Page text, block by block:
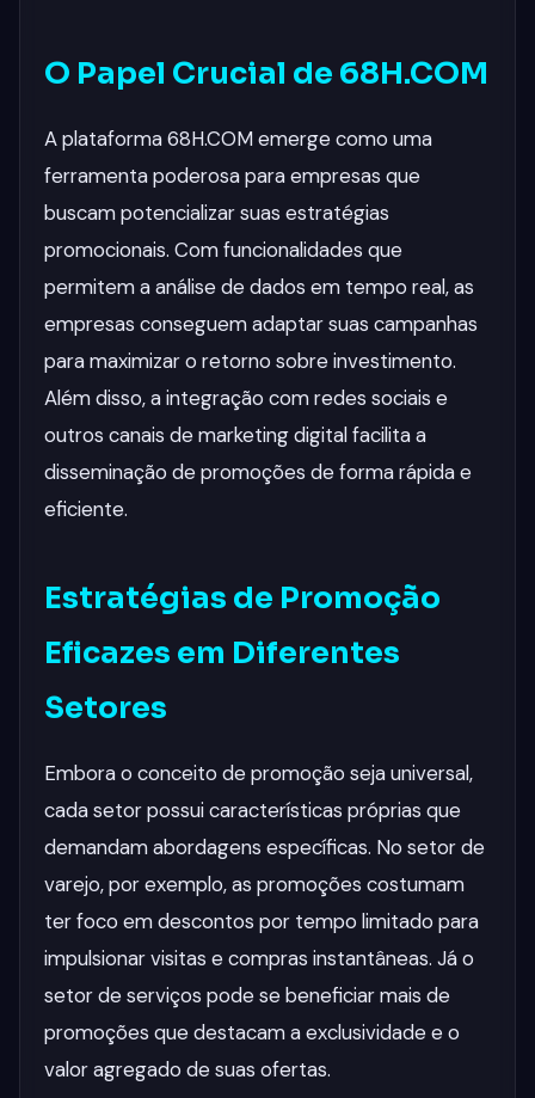
O Papel Crucial de 68H.COM
A plataforma 68H.COM emerge como uma
ferramenta poderosa para empresas que
buscam potencializar suas estratégias
promocionais. Com funcionalidades que
permitem a análise de dados em tempo real, as
empresas conseguem adaptar suas campanhas
para maximizar o retorno sobre investimento.
Além disso, a integração com redes sociais e
outros canais de marketing digital facilita a
disseminação de promoções de forma rápida e
eficiente.
Estratégias de Promoção
Eficazes em Diferentes
Setores
Embora o conceito de promoção seja universal,
cada setor possui características próprias que
demandam abordagens específicas. No setor de
varejo, por exemplo, as promoções costumam
ter foco em descontos por tempo limitado para
impulsionar visitas e compras instantâneas. Já o
setor de serviços pode se beneficiar mais de
promoções que destacam a exclusividade e o
valor agregado de suas ofertas.